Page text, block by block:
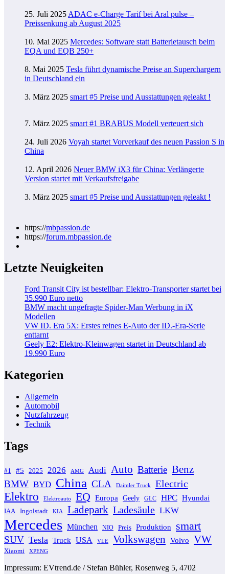
25. Juli 2025 ADAC e-Charge Tarif bei Aral pulse –
Preissenkung ab August 2025
10. Mai 2025 Mercedes: Software statt Batterietausch beim
EQA und EQB 250+
8. Mai 2025 Tesla führt dynamische Preise an Superchargern
in Deutschland ein
3. März 2025 smart #5 Preise und Ausstattungen geleakt !
7. März 2025 smart #1 BRABUS Modell verteuert sich
24. Juli 2026 Voyah startet Vorverkauf des neuen Passion S in
China
12. April 2026 Neuer BMW iX3 für China: Verlängerte
Version startet mit Verkaufsfreigabe
3. März 2025 smart #5 Preise und Ausstattungen geleakt !
https://mbpassion.de
https://forum.mbpassion.de
Letzte Neuigkeiten
Ford Transit City ist bestellbar: Elektro-Transporter startet bei
35.990 Euro netto
BMW macht ungefragte Spider-Man Werbung in iX
Modellen
VW ID. Era 5X: Erstes reines E-Auto der ID.-Era-Serie
enttarnt
Geely E2: Elektro-Kleinwagen startet in Deutschland ab
19.990 Euro
Kategorien
Allgemein
Automobil
Nutzfahrzeug
Technik
Tags
#1 #5 2025 2026 AMG Audi Auto Batterie Benz
BMW BYD China CLA Daimler Truck Electric
Elektro Elektroauto EQ Europa Geely GLC HPC Hyundai
IAA Ingolstadt KIA Ladepark Ladesäule LKW
Mercedes München NIO Preis Produktion smart
SUV Tesla Truck USA VLE Volkswagen Volvo VW
Xiaomi XPENG
Impressum: EVtrend.de / Stefan Bühler, Rosenweg 5, 4702